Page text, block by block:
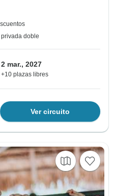
doble
2 mar., 2027
+10 plazas libres
Ver circuito